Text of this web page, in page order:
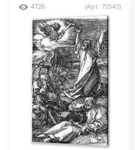
4726 (Арт: 70543)